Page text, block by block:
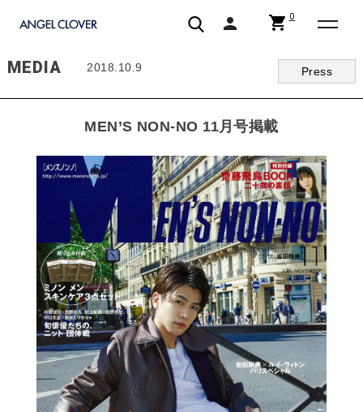
エンジェルクローバー | ANGEL CLOVER
person shopping_cart 0
MEDIA 2018.10.9 Press
MEN’S NON-NO 11月号掲載